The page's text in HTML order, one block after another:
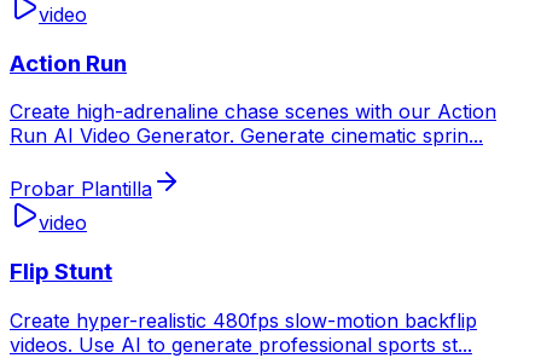
video
Action Run
Create high-adrenaline chase scenes with our Action
Run AI Video Generator. Generate cinematic sprin...
Probar Plantilla
video
Flip Stunt
Create hyper-realistic 480fps slow-motion backflip
videos. Use AI to generate professional sports st...